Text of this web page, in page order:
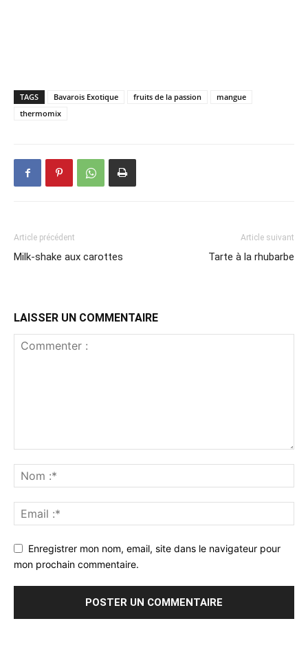
TAGS Bavarois Exotique fruits de la passion
mangue
thermomix
Article précédent
Milk-shake aux carottes
Article suivant
Tarte à la rhubarbe
LAISSER UN COMMENTAIRE
Enregistrer mon nom, email, site dans le navigateur pour
mon prochain commentaire.